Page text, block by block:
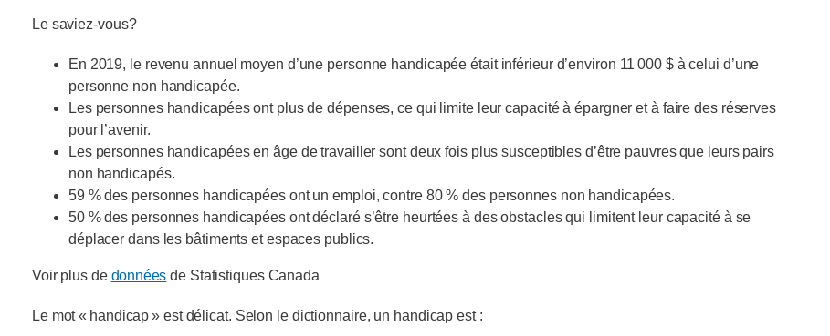
Le saviez-vous?
En 2019, le revenu annuel moyen d’une personne handicapée était inférieur d’environ 11 000 $ à celui d’une
personne non handicapée.
Les personnes handicapées ont plus de dépenses, ce qui limite leur capacité à épargner et à faire des réserves
pour l’avenir.
Les personnes handicapées en âge de travailler sont deux fois plus susceptibles d’être pauvres que leurs pairs
non handicapés.
59 % des personnes handicapées ont un emploi, contre 80 % des personnes non handicapées.
50 % des personnes handicapées ont déclaré s’être heurtées à des obstacles qui limitent leur capacité à se
déplacer dans les bâtiments et espaces publics.
Voir plus de données de Statistiques Canada
Le mot « handicap » est délicat. Selon le dictionnaire, un handicap est :